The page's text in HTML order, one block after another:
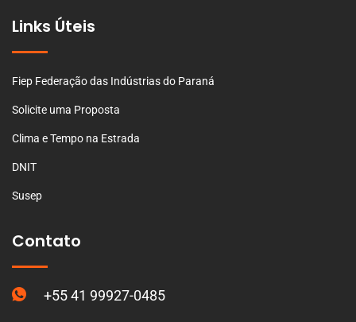
Links Úteis
Fiep Federação das Indústrias do Paraná
Solicite uma Proposta
Clima e Tempo na Estrada
DNIT
Susep
Contato
+55 41 99927-0485